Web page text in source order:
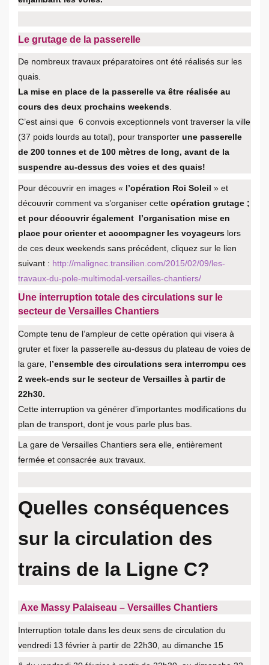
Le grutage de la passerelle
De nombreux travaux préparatoires ont été réalisés sur les
quais.
La mise en place de la passerelle va être réalisée au
cours des deux prochains weekends.
C’est ainsi que 6 convois exceptionnels vont traverser la ville
(37 poids lourds au total), pour transporter une passerelle
de 200 tonnes et de 100 mètres de long, avant de la
suspendre au-dessus des voies et des quais!
Pour découvrir en images « l’opération Roi Soleil » et
découvrir comment va s’organiser cette opération grutage ;
et pour découvrir également l’organisation mise en
place pour orienter et accompagner les voyageurs lors
de ces deux weekends sans précédent, cliquez sur le lien
suivant : http://malignec.transilien.com/2015/02/09/les-
travaux-du-pole-multimodal-versailles-chantiers/
Une interruption totale des circulations sur le
secteur de Versailles Chantiers
Compte tenu de l’ampleur de cette opération qui visera à
gruter et fixer la passerelle au-dessus du plateau de voies de
la gare, l’ensemble des circulations sera interrompu ces
2 week-ends sur le secteur de Versailles à partir de
22h30.
Cette interruption va générer d’importantes modifications du
plan de transport, dont je vous parle plus bas.
La gare de Versailles Chantiers sera elle, entièrement
fermée et consacrée aux travaux.
Quelles conséquences
sur la circulation des
trains de la Ligne C?
Axe Massy Palaiseau – Versailles Chantiers
Interruption totale dans les deux sens de circulation du
vendredi 13 février à partir de 22h30, au dimanche 15